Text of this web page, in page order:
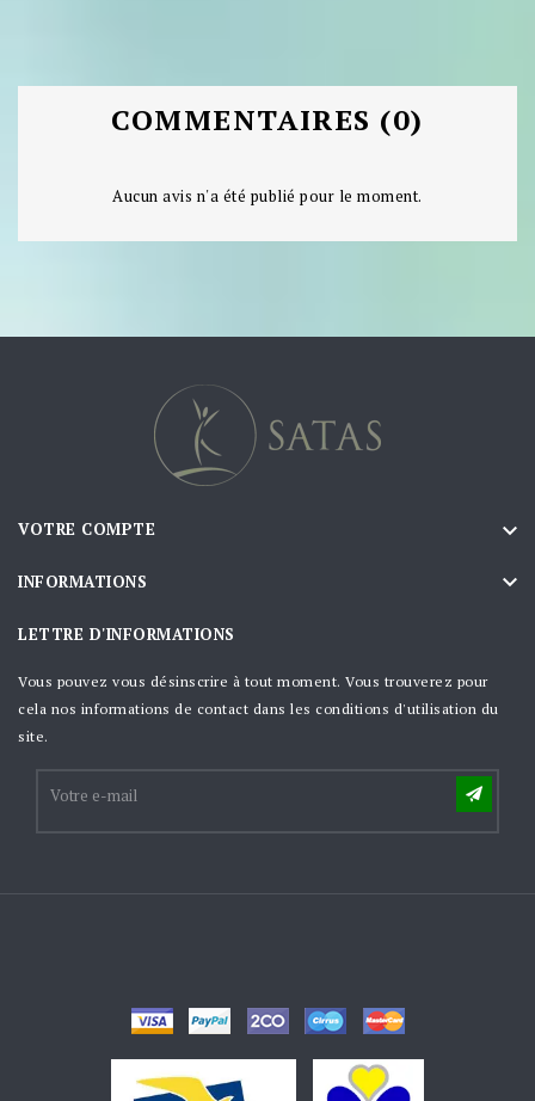
COMMENTAIRES (0)
Aucun avis n'a été publié pour le moment.
VOTRE COMPTE 
INFORMATIONS 
LETTRE D'INFORMATIONS
Vous pouvez vous désinscrire à tout moment. Vous trouverez pour
cela nos informations de contact dans les conditions d'utilisation du
site.